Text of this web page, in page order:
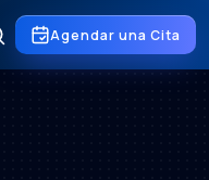
Agendar una Cita